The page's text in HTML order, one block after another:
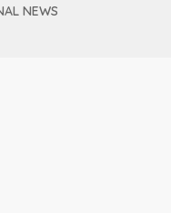
NEWS